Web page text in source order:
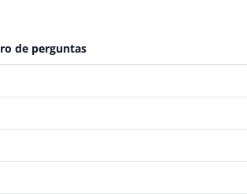
de perguntas